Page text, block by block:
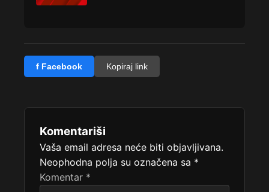
f Facebook Kopiraj link
Komentariši
Vaša email adresa neće biti objavljivana.
Neophodna polja su označena sa *
Komentar *